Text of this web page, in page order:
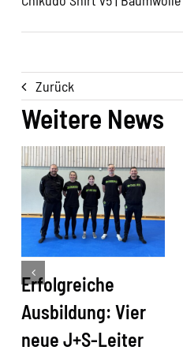
Zurück
Weitere News
Erfolgreiche
Ausbildung: Vier
neue J+S-Leiter